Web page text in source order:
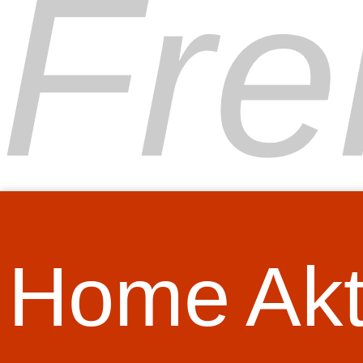
Home